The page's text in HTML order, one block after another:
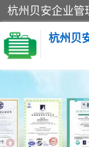
杭州贝
CE认证
SA认证